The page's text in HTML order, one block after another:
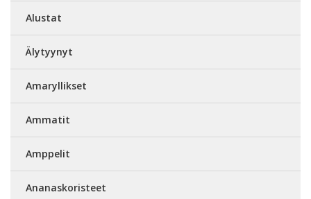
Alustat
Älytyynyt
Amaryllikset
Ammatit
Amppelit
Ananaskoristeet